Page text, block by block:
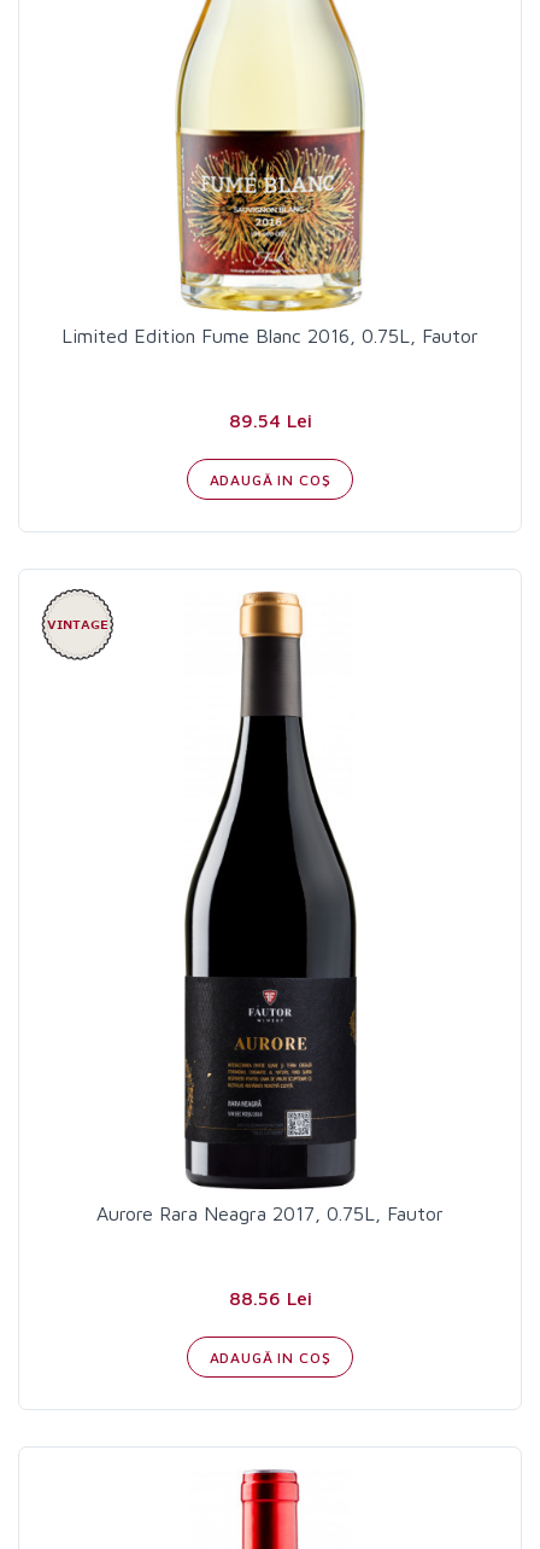
Limited Edition Fume Blanc 2016, 0.75L, Fautor
89.54 Lei
ADAUGĂ IN COŞ
Aurore Rara Neagra 2017, 0.75L, Fautor
88.56 Lei
ADAUGĂ IN COŞ